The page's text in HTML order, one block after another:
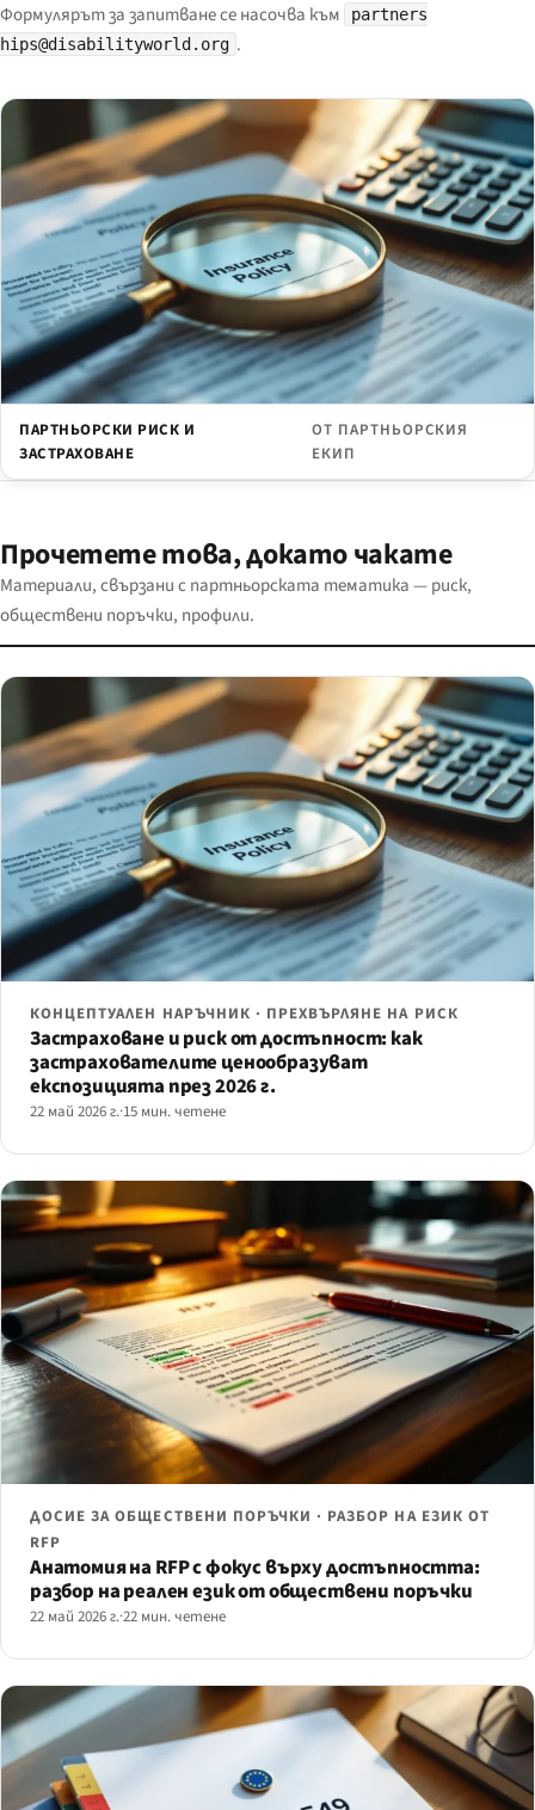
Формулярът за запитване се насочва към
partners
hips@disabilityworld.org .
ПАРТНЬОРСКИ РИСК И
ЗАСТРАХОВАНЕ
ОТ ПАРТНЬОРСКИЯ
ЕКИП
Прочетете това, докато чакате
Материали, свързани с партньорската тематика — риск,
обществени поръчки, профили.
КОНЦЕПТУАЛЕН НАРЪЧНИК · ПРЕХВЪРЛЯНЕ НА РИСК
Застраховане и риск от достъпност: как
застрахователите ценообразуват
експозицията през 2026 г.
22 май 2026 г.·15 мин. четене
ДОСИЕ ЗА ОБЩЕСТВЕНИ ПОРЪЧКИ · РАЗБОР НА ЕЗИК ОТ
RFP
Анатомия на RFP с фокус върху достъпността:
разбор на реален език от обществени поръчки
22 май 2026 г.·22 мин. четене